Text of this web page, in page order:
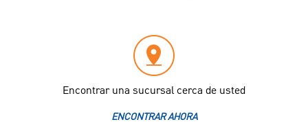
Encontrar una sucursal cerca de usted
ENCONTRAR AHORA